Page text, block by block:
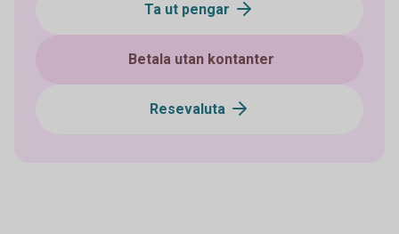
Ta ut pengar
Betala utan kontanter
Resevaluta